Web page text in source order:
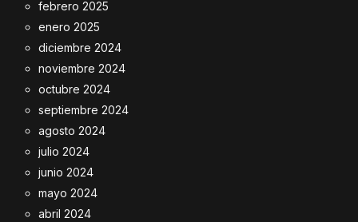
febrero 2025
enero 2025
diciembre 2024
noviembre 2024
octubre 2024
septiembre 2024
agosto 2024
julio 2024
junio 2024
mayo 2024
abril 2024